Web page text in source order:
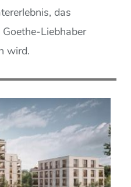
das
Liebhaber
wird.